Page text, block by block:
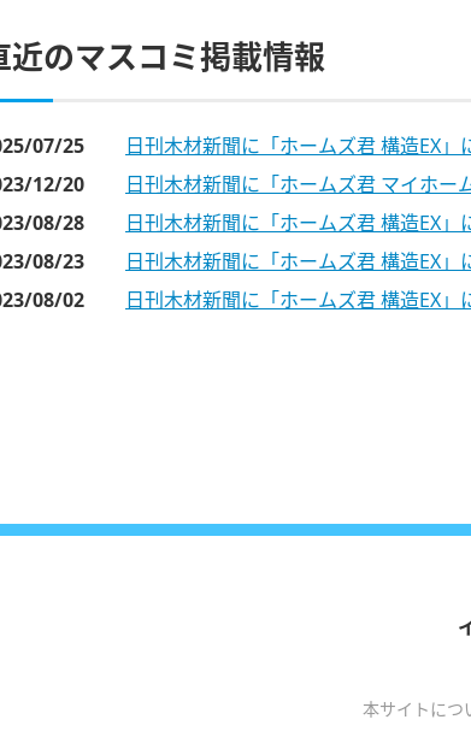
近のマスコミ掲載情報
07/25
日刊木材新聞に「ホームズ君 構造EX
12/20
日刊木材新聞に「ホームズ君 マイホ
08/28
日刊木材新聞に「ホームズ君 構造EX
08/23
日刊木材新聞に「ホームズ君 構造EX
08/02
日刊木材新聞に「ホームズ君 構造EX
本サイトにつ